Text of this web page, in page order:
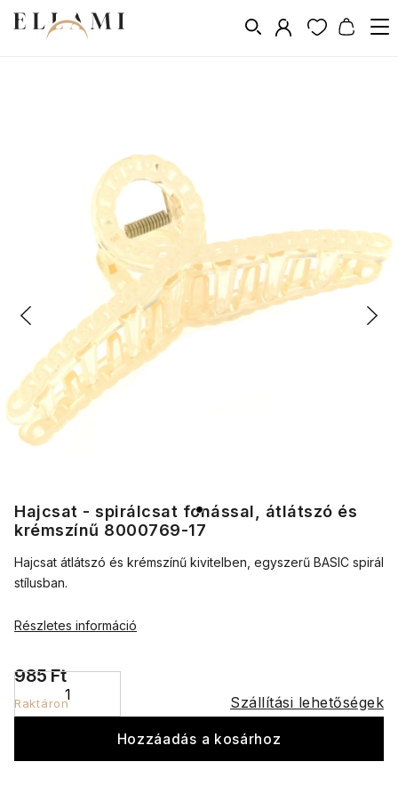
Hajcsat - spirálcsat fonással, átlátszó és
krémszínű 8000769-17
985 Ft
Raktáron Szállítási lehetőségek
Hozzáadás a kosárhoz
Hajcsat átlátszó és krémszínű kivitelben, egyszerű BASIC spirál
stílusban.
Részletes információ